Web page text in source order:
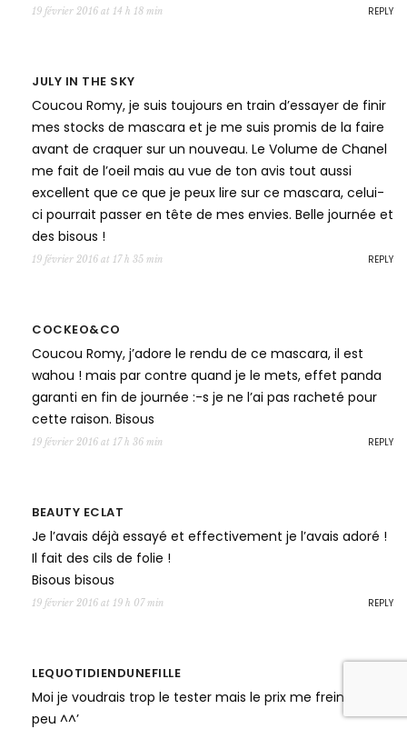
19 février 2016 at 14 h 18 min REPLY
JULY IN THE SKY
Coucou Romy, je suis toujours en train d’essayer de finir
mes stocks de mascara et je me suis promis de la faire
avant de craquer sur un nouveau. Le Volume de Chanel
me fait de l’oeil mais au vue de ton avis tout aussi
excellent que ce que je peux lire sur ce mascara, celui-
ci pourrait passer en tête de mes envies. Belle journée et
des bisous !
19 février 2016 at 17 h 35 min REPLY
COCKEO&CO
Coucou Romy, j’adore le rendu de ce mascara, il est
wahou ! mais par contre quand je le mets, effet panda
garanti en fin de journée :-s je ne l’ai pas racheté pour
cette raison. Bisous
19 février 2016 at 17 h 36 min REPLY
BEAUTY ECLAT
Je l’avais déjà essayé et effectivement je l’avais adoré !
Il fait des cils de folie !
Bisous bisous
19 février 2016 at 19 h 07 min REPLY
LEQUOTIDIENDUNEFILLE
Moi je voudrais trop le tester mais le prix me freine un
peu ^^’